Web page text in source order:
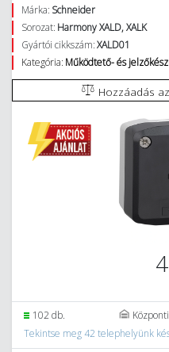
Márka: Schneider
Sorozat: Harmony XALD, XALK
Gyártói cikkszám:XALD01
Kategória: Működtető- és
Hozzáadás
102 db.
Tekintse meg 42 telephelyünk